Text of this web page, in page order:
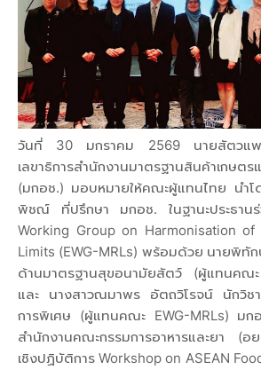
วันที่ 30 มกราคม 2569 นายสัตวแ
เลขาธิการสำนักงานมาตรฐานสินค้าเกษตร
(มกอช.) มอบหมายให้คณะผู้แทนไทย นำ
พิชณ์ ที่ปรึกษา มกอช. ในฐานะประธาน
Working Group on Harmonisation of
Limits (EWG-MRLs) พร้อมด้วย นายพิทั
ด้านมาตรฐานสุขอนามัยสัตว์ (ผู้แทนคณะ
และ นางสาวณมาพร อัตถวิโรจน์ นักวิชา
การพิเศษ (ผู้แทนคณะ EWG-MRLs) มก
สำนักงานคณะกรรมการอาหารและยา (อ
เชิงปฏิบัติการ Workshop on ASEAN